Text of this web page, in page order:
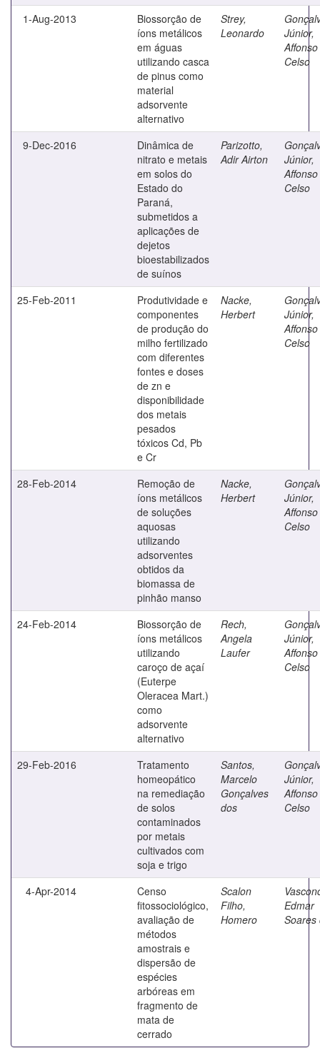
1-Aug-2013
Biossorção de
íons metálicos
em águas
utilizando casca
de pinus como
material
adsorvente
alternativo
Strey,
Leonardo
Júnior,
Affonso
Celso
9-Dec-2016
Dinâmica de
nitrato e metais
em solos do
Estado do
Paraná,
submetidos a
aplicações de
dejetos
bioestabilizados
de suínos
Parizotto,
Adir Airton
Júnior,
Affonso
Celso
25-Feb-2011
Produtividade e
componentes
de produção do
milho fertilizado
com diferentes
fontes e doses
de zn e
disponibilidade
dos metais
pesados
tóxicos Cd, Pb
e Cr
Nacke,
Herbert
Júnior,
Affonso
Celso
28-Feb-2014
Remoção de
íons metálicos
de soluções
aquosas
utilizando
adsorventes
obtidos da
biomassa de
pinhão manso
Nacke,
Herbert
Júnior,
Affonso
Celso
24-Feb-2014
Biossorção de
íons metálicos
utilizando
caroço de açaí
(Euterpe
Oleracea Mart.)
como
adsorvente
alternativo
Rech,
Angela
Laufer
Júnior,
Affonso
Celso
29-Feb-2016
Tratamento
homeopático
na remediação
de solos
contaminados
por metais
cultivados com
soja e trigo
Santos,
Marcelo
Gonçalves
dos
Júnior,
Affonso
Celso
4-Apr-2014
Censo
fitossociológico,
avaliação de
métodos
amostrais e
dispersão de
espécies
arbóreas em
fragmento de
mata de
cerrado
Scalon
Filho,
Homero
Edmar
Soares